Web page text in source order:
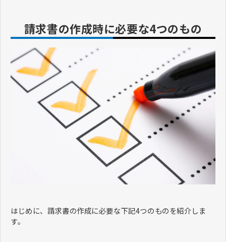
請求書の作成時に必要な4つのもの
はじめに、請求書の作成に必要な下記4つのものを紹介しま
す。